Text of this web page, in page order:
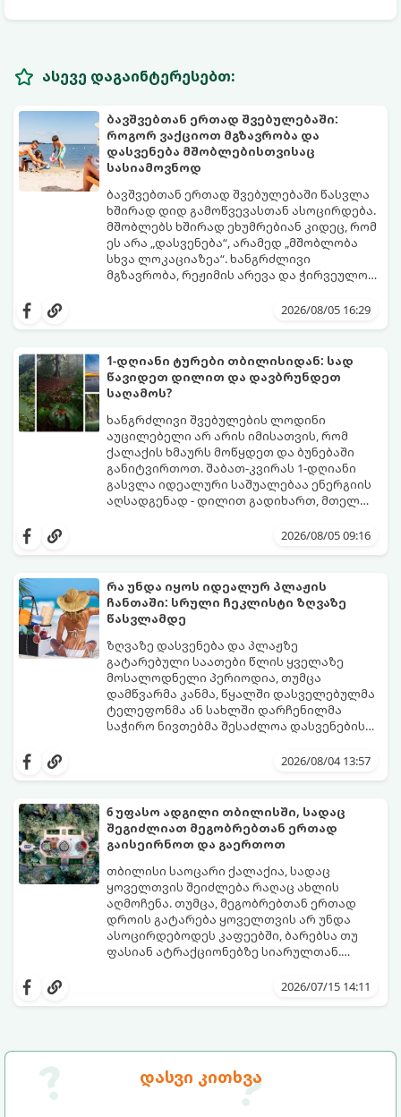
დასვი კითხვა
ასევე დაგაინტერესებთ:
ბავშვებთან ერთად შვებულებაში:
როგორ ვაქციოთ მგზავრობა და
დასვენება მშობლებისთვისაც
სასიამოვნოდ
ბავშვებთან ერთად შვებულებაში წასვლა
ხშირად დიდ გამოწვევასთან ასოცირდება.
მშობლებს ხშირად ეხუმრებიან კიდეც, რომ
ეს არა „დასვენება“, არამედ „მშობლობა
სხვა ლოკაციაზეა“. ხანგრძლივი
მგზავრობა, რეჟიმის არევა და ჭირვეულობა
პრაქტიკული ხრიკით სრულიად
მშობლებსაც მოუტანოს ნამდვილი
განტვირთვა.
2026/08/05 16:29
1-დღიანი ტურები თბილისიდან: სად
წავიდეთ დილით და დავბრუნდეთ
საღამოს?
ხანგრძლივი შვებულების ლოდინი
აუცილებელი არ არის იმისათვის, რომ
ქალაქის ხმაურს მოწყდეთ და ბუნებაში
განიტვირთოთ. შაბათ-კვირას 1-დღიანი
გასვლა იდეალური საშუალებაა ენერგიის
აღსადგენად - დილით გადიხართ, მთელ
უკვე საკუთარ საწოლში გძინავთ.
მარტივ მარშრუტს თბილისიდან,2026/08/05 09:16
რა უნდა იყოს იდეალურ პლაჟის
ჩანთაში: სრული ჩეკლისტი ზღვაზე
წასვლამდე
ზღვაზე დასვენება და პლაჟზე
გატარებული საათები წლის ყველაზე
მოსალოდნელი პერიოდია, თუმცა
დამწვარმა კანმა, წყალში დასველებულმა
ტელეფონმა ან სახლში დარჩენილმა
საჭირო ნივთებმა შესაძლოა დასვენების
კომფორტულად იგრძნოთ და არაფერი
2026/08/04 13:57
6 უფასო ადგილი თბილისში, სადაც
შეგიძლიათ მეგობრებთან ერთად
გაისეირნოთ და გაერთოთ
თბილისი საოცარი ქალაქია, სადაც
ყოველთვის შეიძლება რაღაც ახლის
აღმოჩენა. თუმცა, მეგობრებთან ერთად
დროის გატარება ყოველთვის არ უნდა
ასოცირდებოდეს კაფეებში, ბარებსა თუ
ფასიან ატრაქციონებზე სიარულთან.
სრულიად უფასო, ღია და ესთეტიკურ
ჰაერზე გასეირნება, საინტერესო
სადაც მეგობრებთან ერთად დროს
2026/07/15 14:11